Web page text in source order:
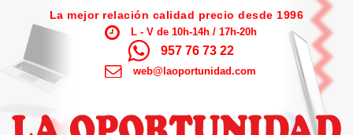
La mejor relación calidad precio desde 1996
L - V de 10h-14h / 17h-20h
957 76 73 22
web@laoportunidad.com